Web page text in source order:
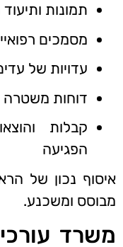
תמונות
מסמכים
עדויות של
דוחות משטרה
קבלות
הפגיעה
איסוף נכון של
מבוסס ומשכנע.
משרד